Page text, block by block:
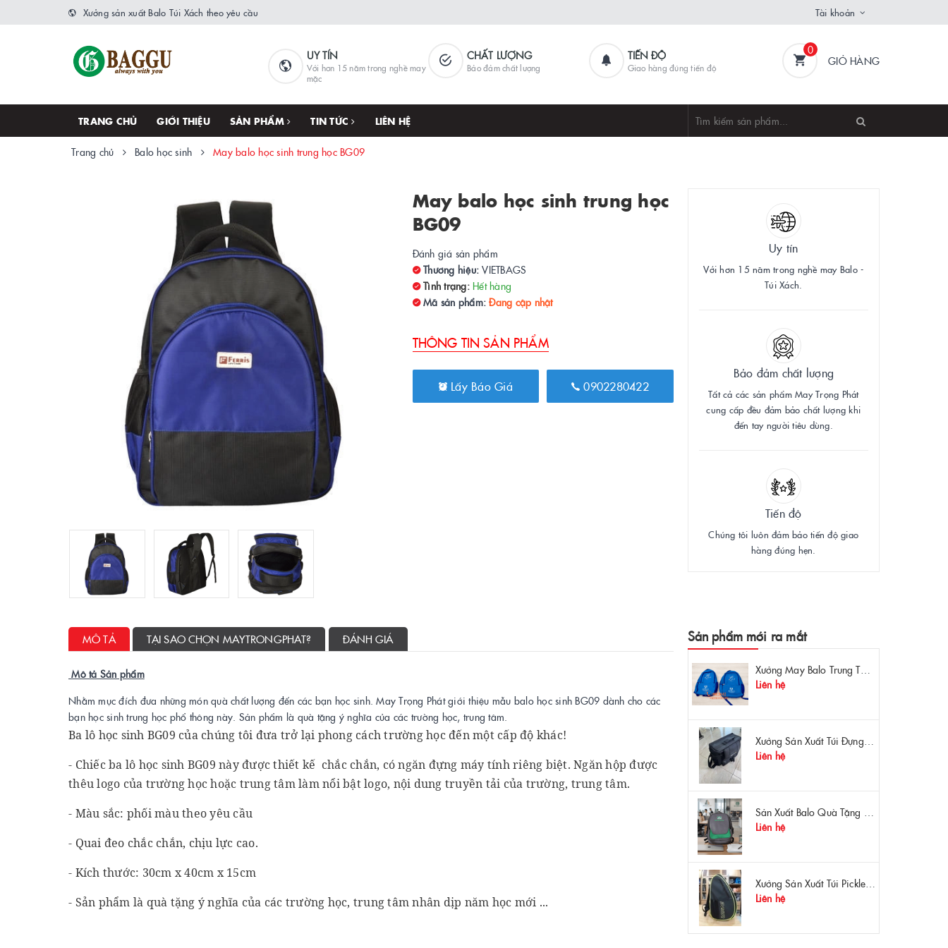
Xưởng sản xuất Balo Túi Xách theo yêu cầu Tài khoản
UY TÍN
Với hơn 15 năm trong nghề may
mặc
CHẤT LƯỢNG
Bảo đảm chất lượng
TIẾN ĐỘ
Giao hàng đúng tiến độ
0
GIỎ HÀNG
TRANG CHỦ GIỚI THIỆU SẢN PHẨM TIN TỨC LIÊN HỆ
Trang chủ Balo học sinh May balo học sinh trung học BG09
May balo học sinh trung học
BG09
Đánh giá sản phẩm
Thương hiệu: VIETBAGS
Tình trạng: Hết hàng
Mã sản phẩm:Đang cập nhật
THÔNG TIN SẢN PHẨM
Lấy Báo Giá 0902280422
Uy tín
Với hơn 15 năm trong nghề may Balo -
Túi Xách.
Bảo đảm chất lượng
Tất cả các sản phẩm May Trọng Phát
cung cấp đều đảm bảo chất lượng khi
đến tay người tiêu dùng.
Tiến độ
Chúng tôi luôn đảm bảo tiến độ giao
hàng đúng hẹn.
MÔ TẢ TẠI SAO CHỌN MAYTRONGPHAT? ĐÁNH GIÁ
Mô tả Sản phẩm
Nhằm mục đích đưa những món quà chất lượng đến các bạn học sinh. May Trọng Phát giới thiệu mẫu balo học sinh BG09 dành cho các
bạn học sinh trung học phổ thông này. Sản phẩm là quà tặng ý nghĩa của các trường học, trung tâm.
Ba lô học sinh BG09 của chúng tôi đưa trở lại phong cách trường học đến một cấp độ khác!
- Chiếc ba lô học sinh BG09 này được thiết kế chắc chắn, có ngăn đựng máy tính riêng biệt. Ngăn hộp được
thêu logo của trường học hoặc trung tâm làm nổi bật logo, nội dung truyền tải của trường, trung tâm.
- Màu sắc: phối màu theo yêu cầu
- Quai đeo chắc chắn, chịu lực cao.
- Kích thước: 30cm x 40cm x 15cm
- Sản phẩm là quà tặng ý nghĩa của các trường học, trung tâm nhân dịp năm học mới ...
Sản phẩm mới ra mắt
Xưởng May Balo Trung Tâm Ngoại Ngữ Apollo In Logo Giá Rẻ Tại Xưởng
Liên hệ
Liên hệ
Liên hệ
Liên hệ